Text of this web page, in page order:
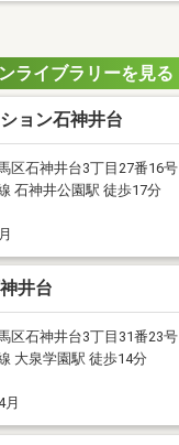
ライブラリーを見る
ョン石神井台
区石神井台3丁目27番16号
石神井公園駅 徒歩17分
井台
区石神井台3丁目31番23号
大泉学園駅 徒歩14分
月